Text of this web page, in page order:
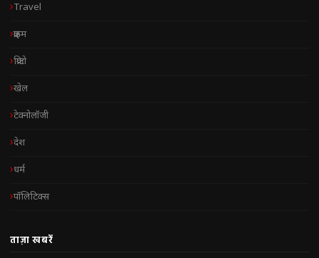
Travel
क्राइम
क्रिप्टो
खेल
टेक्नोलॉजी
देश
धर्म
पॉलिटिक्स
ताज़ा खबरें